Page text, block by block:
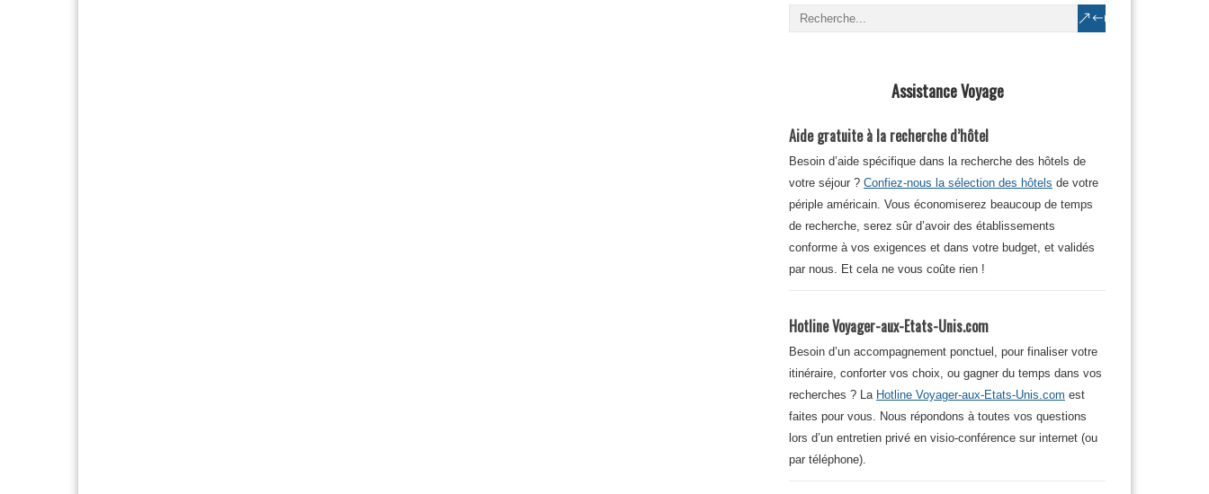
Assistance Voyage
Aide gratuite à la recherche d’hôtel
Besoin d’aide spécifique dans la recherche des hôtels de
votre séjour ? Confiez-nous la sélection des hôtels de votre
périple américain. Vous économiserez beaucoup de temps
de recherche, serez sûr d’avoir des établissements
conforme à vos exigences et dans votre budget, et validés
par nous. Et cela ne vous coûte rien !
Hotline Voyager-aux-Etats-Unis.com
Besoin d’un accompagnement ponctuel, pour finaliser votre
itinéraire, conforter vos choix, ou gagner du temps dans vos
recherches ? La Hotline Voyager-aux-Etats-Unis.com est
faites pour vous. Nous répondons à toutes vos questions
lors d’un entretien privé en visio-conférence sur internet (ou
par téléphone).